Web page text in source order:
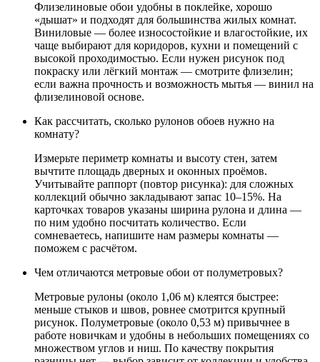
Флизелиновые обои удобны в поклейке, хорошо
«дышат» и подходят для большинства жилых комнат.
Виниловые — более износостойкие и влагостойкие, их
чаще выбирают для коридоров, кухни и помещений с
высокой проходимостью. Если нужен рисунок под
покраску или лёгкий монтаж — смотрите флизелин;
если важна прочность и возможность мытья — винил на
флизелиновой основе.
Как рассчитать, сколько рулонов обоев нужно на
комнату?
Измерьте периметр комнаты и высоту стен, затем
вычтите площадь дверных и оконных проёмов.
Учитывайте раппорт (повтор рисунка): для сложных
коллекций обычно закладывают запас 10–15%. На
карточках товаров указаны ширина рулона и длина —
по ним удобно посчитать количество. Если
сомневаетесь, напишите нам размеры комнаты —
поможем с расчётом.
Чем отличаются метровые обои от полуметровых?
Метровые рулоны (около 1,06 м) клеятся быстрее:
меньше стыков и швов, ровнее смотрится крупный
рисунок. Полуметровые (около 0,53 м) привычнее в
работе новичкам и удобны в небольших помещениях со
множеством углов и ниш. По качеству покрытия